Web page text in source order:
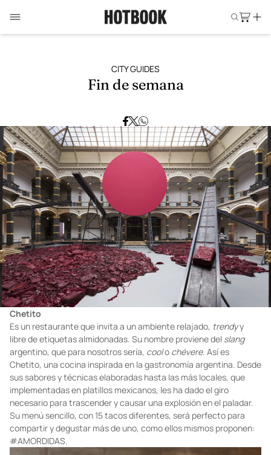
CITY GUIDES
Fin de semana
Chetito
Es un restaurante que invita a un ambiente relajado, trendyy
libre de etiquetas almidonadas. Su nombre proviene del slang
argentino, que para nosotros sería, coolo chévere. Así es
Chetito, una cocina inspirada en la gastronomía argentina. Desde
sus sabores y técnicas elaboradas hasta las más locales, que
implementadas en platillos mexicanos, les ha dado el giro
necesario para trascender y causar una explosión en el paladar.
Su menú sencillo, con 15 tacos diferentes, será perfecto para
compartir y degustar más de uno, como ellos mismos proponen:
#AMORDIDAS.